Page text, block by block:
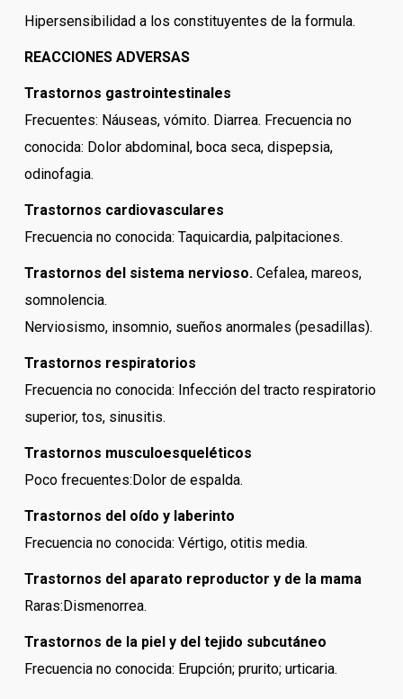
Hipersensibilidad a los constituyentes de la formula.
REACCIONES ADVERSAS
Trastornos gastrointestinales
Frecuentes: Náuseas, vómito. Diarrea. Frecuencia no
conocida: Dolor abdominal, boca seca, dispepsia,
odinofagia.
Trastornos cardiovasculares
Frecuencia no conocida: Taquicardia, palpitaciones.
Trastornos del sistema nervioso.Cefalea, mareos,
somnolencia.
Nerviosismo, insomnio, sueños anormales (pesadillas).
Trastornos respiratorios
Frecuencia no conocida: Infección del tracto respiratorio
superior, tos, sinusitis.
Trastornos musculoesqueléticos
Poco frecuentes:Dolor de espalda.
Trastornos del oído y laberinto
Frecuencia no conocida: Vértigo, otitis media.
Trastornos del aparato reproductor y de la mama
Raras:Dismenorrea.
Trastornos de la piel y del tejido subcutáneo
Frecuencia no conocida: Erupción; prurito; urticaria.